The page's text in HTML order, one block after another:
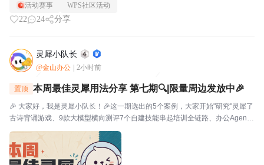
活动赛事 WPS社区活动
22 24 分享
灵犀小队长
@金山办公 2小时前
置顶 本周最佳灵犀用法分享 第七期🔍|限量周边发放中🎉
🎉 大家好，我是灵犀小队长！🎉这一期选出的5个案例，大家开始"研究"灵犀了
古诗背诵游戏、9款大模型横向测评7个自建技能串起培训全链路、办公Agent
同台对比甚至灵犀还能杀毒查木马一起来看看这一期的硬核实践——👤墨云轩
一句话让灵犀自由发挥，给儿子做了个古诗背...